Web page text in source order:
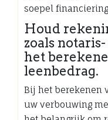
soepel
Houd
zoals
het
leenbedrag.
Bij het berekenen
uw verbouwing